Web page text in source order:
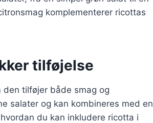
komplementerer ricottas
tilføjelse
tilføjer både smag og
salater og kan kombineres med en
du kan inkludere ricotta i